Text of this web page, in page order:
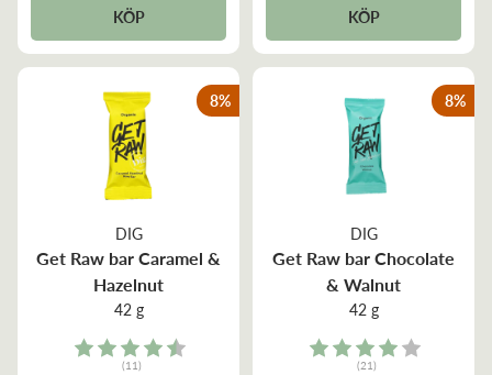
KÖP KÖP
DIG
Get Raw bar Caramel &
Hazelnut
42 g
Rating:
(11)
8%
DIG
Get Raw bar Chocolate
& Walnut
42 g
Rating:
(21)
8%